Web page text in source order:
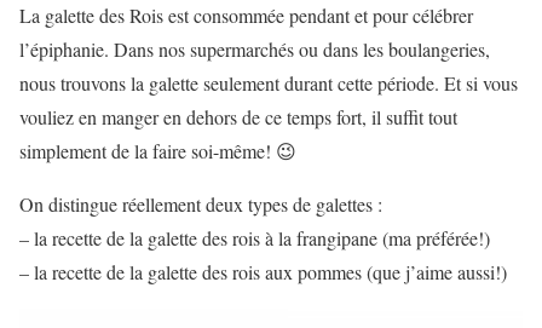
La galette des Rois est consommée pendant et pour célébrer
l’épiphanie. Dans nos supermarchés ou dans les boulangeries,
nous trouvons la galette seulement durant cette période. Et si vous
vouliez en manger en dehors de ce temps fort, il suffit tout
simplement de la faire soi-même! 😉
On distingue réellement deux types de galettes :
– la recette de la galette des rois à la frangipane (ma préférée!)
– la recette de la galette des rois aux pommes (que j’aime aussi!)